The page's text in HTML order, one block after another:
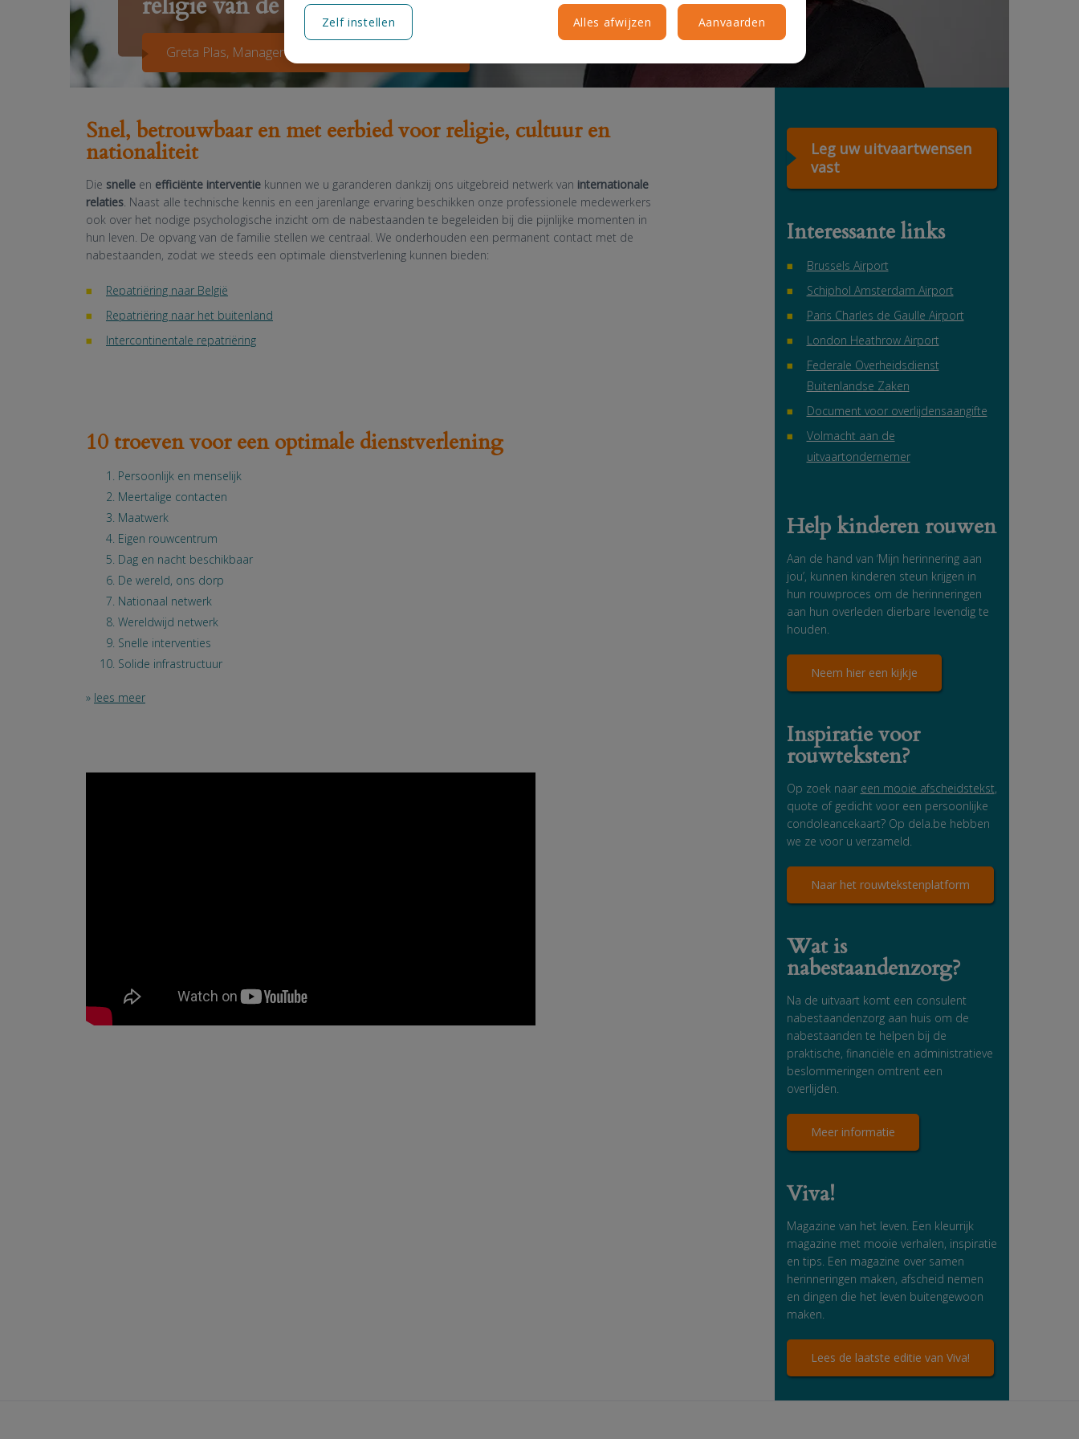
Greta Plas, Manager DELA Repatriations
Snel, betrouwbaar en met eerbied voor religie, cultuur en
nationaliteit
Die snelle en efficiënte interventie kunnen we u garanderen dankzij ons uitgebreid netwerk van internationale
relaties . Naast alle technische kennis en een jarenlange ervaring beschikken onze professionele medewerkers
ook over het nodige psychologische inzicht om de nabestaanden te begeleiden bij die pijnlijke momenten in
hun leven. De opvang van de familie stellen we centraal. We onderhouden een permanent contact met de
nabestaanden, zodat we steeds een optimale dienstverlening kunnen bieden:
Repatriëring naar België
Repatriëring naar het buitenland
Intercontinentale repatriëring
10 troeven voor een optimale dienstverlening
Persoonlijk en menselijk
Meertalige contacten
Maatwerk
Eigen rouwcentrum
Dag en nacht beschikbaar
De wereld, ons dorp
Nationaal netwerk
Wereldwijd netwerk
Snelle interventies
Solide infrastructuur
» lees meer
Leg uw uitvaartwensen
vast
Interessante links
Brussels Airport
Schiphol Amsterdam Airport
Paris Charles de Gaulle Airport
London Heathrow Airport
Federale Overheidsdienst
Buitenlandse Zaken
Document voor overlijdensaangifte
Volmacht aan de
uitvaartondernemer
Help kinderen rouwen
Aan de hand van ‘Mijn herinnering aan
jou’, kunnen kinderen steun krijgen in
hun rouwproces om de herinneringen
aan hun overleden dierbare levendig te
houden.
Neem hier een kijkje
Inspiratie voor
rouwteksten?
Op zoek naar een mooie afscheidstekst,
quote of gedicht voor een persoonlijke
condoleancekaart? Op dela.be hebben
we ze voor u verzameld.
Naar het rouwtekstenplatform
Wat is
nabestaandenzorg?
Na de uitvaart komt een consulent
nabestaandenzorg aan huis om de
nabestaanden te helpen bij de
praktische, financiële en administratieve
beslommeringen omtrent een
overlijden.
Meer informatie
Viva!
Magazine van het leven. Een kleurrijk
magazine met mooie verhalen, inspiratie
en tips. Een magazine over samen
herinneringen maken, afscheid nemen
en dingen die het leven buitengewoon
maken.
Lees de laatste editie van Viva!
Alles afwijzen Aanvaarden
Zelf instellen